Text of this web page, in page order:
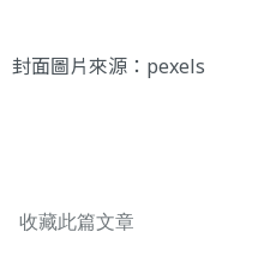
封面圖片來源： pexels